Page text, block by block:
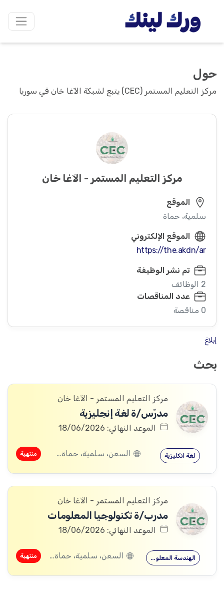
مركز التعليم المستمر - الآغا خان
الموقع
سلمية، حماة
الموقع الإلكتروني
https://the.akdn/ar
تم نشر الوظيفة
2 الوظائف
عدد المناقصات
0 مناقصة
إبلاغ
حول
مركز التعليم المستمر (CEC) يتبع لشبكة الآغا خان في سوريا
بحث
مركز التعليم المستمر - الآغا خان
مدرّس/ة لغة إنجليزية
الموعد النهائي: 18/06/2026
لغة انكليزية السعن، سلمية، حماة, مصياف، حماة, تلدرة، حماة, بري، سلمية، حماة, الكافات، حماة, الخوابي، طرطوس منتهية
مركز التعليم المستمر - الآغا خان
مدرب/ة تكنولوجيا المعلومات
الموعد النهائي: 18/06/2026
الهندسة المعلوماتية السعن، سلمية، حماة, تلدرة، حماة, بري، سلمية، حماة, الكافات، حماة, الخوابي، طرطوس منتهية